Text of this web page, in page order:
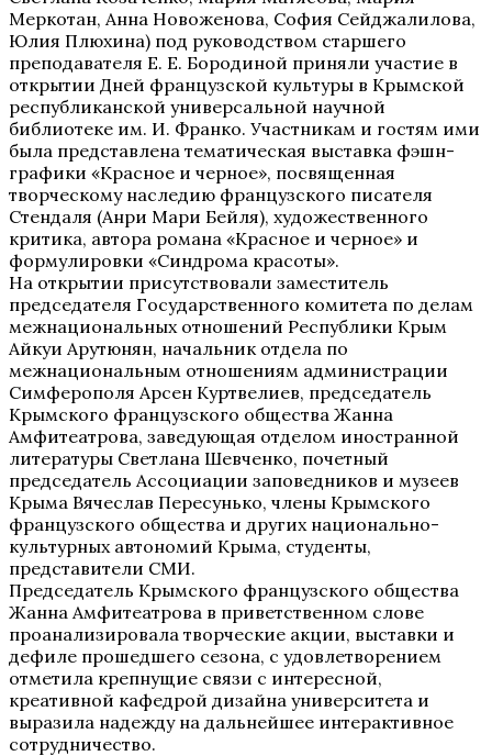
Меркотан, Анна Новоженова, София Сейджалилова,
Юлия Плюхина) под руководством старшего
преподавателя Е. Е. Бородиной приняли участие в
открытии Дней французской культуры в Крымской
республиканской универсальной научной
библиотеке им. И. Франко. Участникам и гостям ими
была представлена тематическая выставка фэшн-
графики «Красное и черное», посвященная
творческому наследию французского писателя
Стендаля (Анри Мари Бейля), художественного
критика, автора романа «Красное и черное» и
формулировки «Синдрома красоты».
На открытии присутствовали заместитель
председателя Государственного комитета по делам
межнациональных отношений Республики Крым
Айкуи Арутюнян, начальник отдела по
межнациональным отношениям администрации
Симферополя Арсен Куртвелиев, председатель
Крымского французского общества Жанна
Амфитеатрова, заведующая отделом иностранной
литературы Светлана Шевченко, почетный
председатель Ассоциации заповедников и музеев
Крыма Вячеслав Пересунько, члены Крымского
французского общества и других национально-
культурных автономий Крыма, студенты,
представители СМИ.
Председатель Крымского французского общества
Жанна Амфитеатрова в приветственном слове
проанализировала творческие акции, выставки и
дефиле прошедшего сезона, с удовлетворением
отметила крепнущие связи с интересной,
креативной кафедрой дизайна университета и
выразила надежду на дальнейшее интерактивное
сотрудничество.